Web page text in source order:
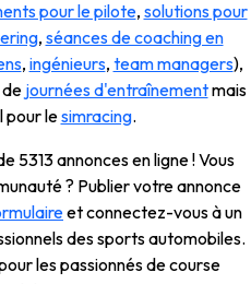
pour le pilote, solutions pour
, séances de coaching en
, ingénieurs, team managers),
journées d'entraînementmais
pour lesimracing.
5313 annonces en ligne ! Vous
? Publier votre annonce
et connectez-vous à un
des sports automobiles.
les passionnés de course